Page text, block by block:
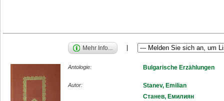
Mehr Info...
Antologie: Bulgarische Erzählungen
Autor:
Stanev, Emilian
Станев, Емилиян